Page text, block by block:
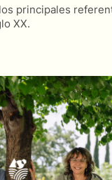
principales
XX.